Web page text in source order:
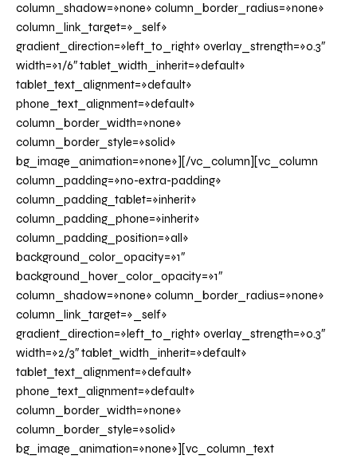
column_shadow=»none» column_border_radius=»none»
column_link_target=»_self»
gradient_direction=»left_to_right» overlay_strength=»0.3″
width=»1/6″ tablet_width_inherit=»default»
tablet_text_alignment=»default»
phone_text_alignment=»default»
column_border_width=»none»
column_border_style=»solid»
bg_image_animation=»none»][/vc_column][vc_column
column_padding=»no-extra-padding»
column_padding_tablet=»inherit»
column_padding_phone=»inherit»
column_padding_position=»all»
background_color_opacity=»1″
background_hover_color_opacity=»1″
column_shadow=»none» column_border_radius=»none»
column_link_target=»_self»
gradient_direction=»left_to_right» overlay_strength=»0.3″
width=»2/3″ tablet_width_inherit=»default»
tablet_text_alignment=»default»
phone_text_alignment=»default»
column_border_width=»none»
column_border_style=»solid»
bg_image_animation=»none»][vc_column_text